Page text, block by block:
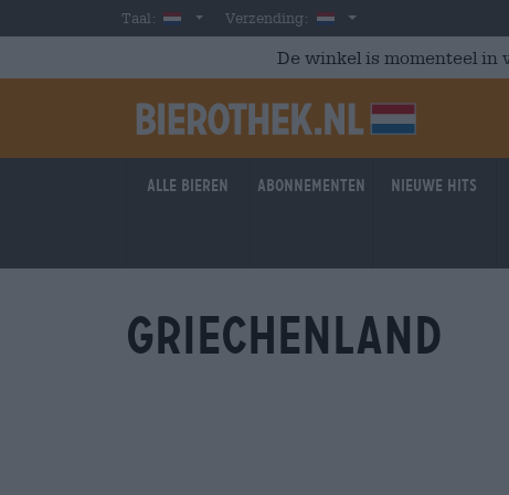
Skip to main content
Taal: DutchVerzending: Nederland
De winkel is momenteel in
Alle bieren Abonnementen Nieuwe hits
Griechenland